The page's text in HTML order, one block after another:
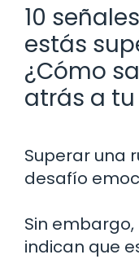
10
estás
¿Cómo
atrás a
Superar una
desafío
Sin
indican que